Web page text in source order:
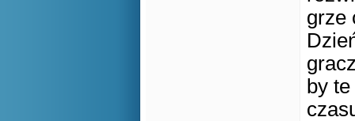
grze
by